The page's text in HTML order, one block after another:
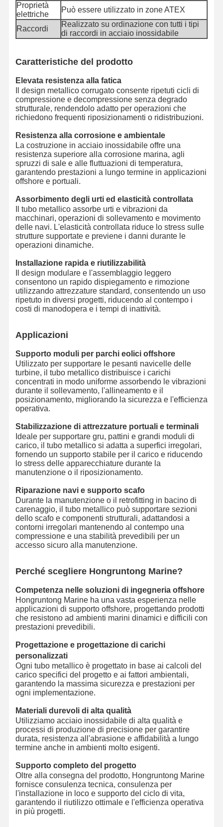
Proprietà
elettriche
Può essere utilizzato in zone ATEX
Raccordi
Realizzato su ordinazione con tutti i tipi
di raccordi in acciaio inossidabile
Caratteristiche del prodotto
Elevata resistenza alla fatica
Il design metallico corrugato consente ripetuti cicli di
compressione e decompressione senza degrado
strutturale, rendendolo adatto per operazioni che
richiedono frequenti riposizionamenti o ridistribuzioni.
Resistenza alla corrosione e ambientale
La costruzione in acciaio inossidabile offre una
resistenza superiore alla corrosione marina, agli
spruzzi di sale e alle fluttuazioni di temperatura,
garantendo prestazioni a lungo termine in applicazioni
offshore e portuali.
Assorbimento degli urti ed elasticità controllata
Il tubo metallico assorbe urti e vibrazioni da
macchinari, operazioni di sollevamento e movimento
delle navi. L'elasticità controllata riduce lo stress sulle
strutture supportate e previene i danni durante le
operazioni dinamiche.
Installazione rapida e riutilizzabilità
Il design modulare e l'assemblaggio leggero
consentono un rapido dispiegamento e rimozione
utilizzando attrezzature standard, consentendo un uso
ripetuto in diversi progetti, riducendo al contempo i
costi di manodopera e i tempi di inattività.
Applicazioni
Supporto moduli per parchi eolici offshore
Utilizzato per supportare le pesanti navicelle delle
turbine, il tubo metallico distribuisce i carichi
concentrati in modo uniforme assorbendo le vibrazioni
durante il sollevamento, l'allineamento e il
posizionamento, migliorando la sicurezza e l'efficienza
operativa.
Stabilizzazione di attrezzature portuali e terminali
Ideale per supportare gru, pattini e grandi moduli di
carico, il tubo metallico si adatta a superfici irregolari,
fornendo un supporto stabile per il carico e riducendo
lo stress delle apparecchiature durante la
manutenzione o il riposizionamento.
Riparazione navi e supporto scafo
Durante la manutenzione o il retrofitting in bacino di
carenaggio, il tubo metallico può supportare sezioni
dello scafo e componenti strutturali, adattandosi a
contorni irregolari mantenendo al contempo una
compressione e una stabilità prevedibili per un
accesso sicuro alla manutenzione.
Perché scegliere Hongruntong Marine?
Competenza nelle soluzioni di ingegneria offshore
Hongruntong Marine ha una vasta esperienza nelle
applicazioni di supporto offshore, progettando prodotti
che resistono ad ambienti marini dinamici e difficili con
prestazioni prevedibili.
Progettazione e progettazione di carichi
personalizzati
Ogni tubo metallico è progettato in base ai calcoli del
carico specifici del progetto e ai fattori ambientali,
garantendo la massima sicurezza e prestazioni per
ogni implementazione.
Materiali durevoli di alta qualità
Utilizziamo acciaio inossidabile di alta qualità e
processi di produzione di precisione per garantire
durata, resistenza all'abrasione e affidabilità a lungo
termine anche in ambienti molto esigenti.
Supporto completo del progetto
Oltre alla consegna del prodotto, Hongruntong Marine
fornisce consulenza tecnica, consulenza per
l'installazione in loco e supporto del ciclo di vita,
garantendo il riutilizzo ottimale e l'efficienza operativa
in più progetti.